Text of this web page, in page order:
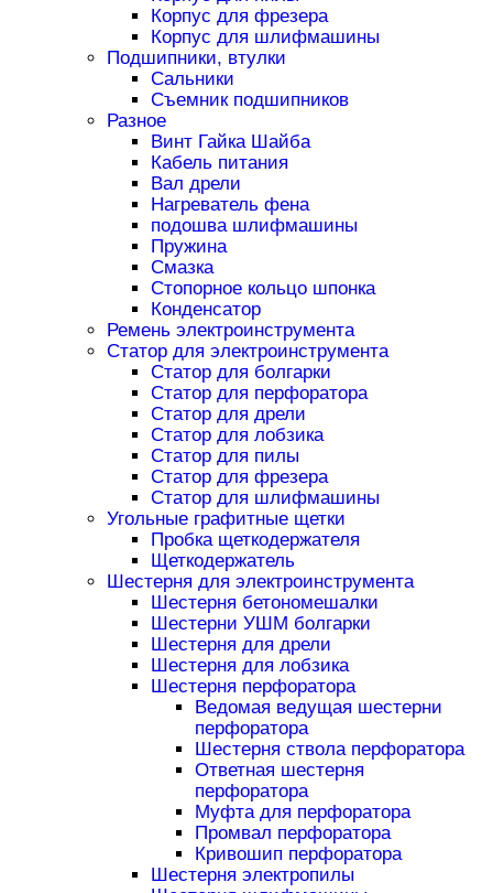
Корпус для фрезера
Корпус для шлифмашины
Подшипники, втулки
Сальники
Съемник подшипников
Разное
Винт Гайка Шайба
Кабель питания
Вал дрели
Нагреватель фена
подошва шлифмашины
Пружина
Смазка
Стопорное кольцо шпонка
Конденсатор
Ремень электроинструмента
Статор для электроинструмента
Статор для болгарки
Статор для перфоратора
Статор для дрели
Статор для лобзика
Статор для пилы
Статор для фрезера
Статор для шлифмашины
Угольные графитные щетки
Пробка щеткодержателя
Щеткодержатель
Шестерня для электроинструмента
Шестерня бетономешалки
Шестерни УШМ болгарки
Шестерня для дрели
Шестерня для лобзика
Шестерня перфоратора
Ведомая ведущая шестерни
перфоратора
Шестерня ствола перфоратора
Ответная шестерня
перфоратора
Муфта для перфоратора
Промвал перфоратора
Кривошип перфоратора
Шестерня электропилы